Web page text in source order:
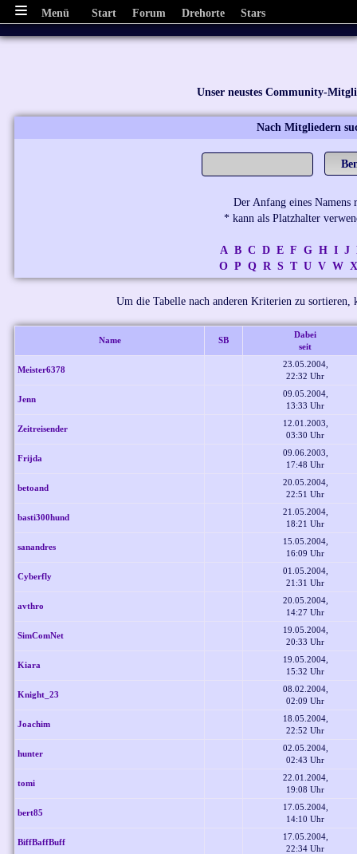
Menü Start Forum Drehorte Stars
Unser neustes Community-
Nach Mitgliedern
Der Anfang eines Namens
* kann als Platzhalter
A B C D E F G H I J
O P Q R S T U V W X
Um die Tabelle nach anderen Kriterien zu
Name SB
Dabei
seit
Meister6378
23.05.2004,
22:32 Uhr
Jenn
09.05.2004,
13:33 Uhr
Zeitreisender
12.01.2003,
03:30 Uhr
Frijda
09.06.2003,
17:48 Uhr
betoand
20.05.2004,
22:51 Uhr
basti300hund
21.05.2004,
18:21 Uhr
sanandres
15.05.2004,
16:09 Uhr
Cyberfly
01.05.2004,
21:31 Uhr
avthro
20.05.2004,
14:27 Uhr
SimComNet
19.05.2004,
20:33 Uhr
Kiara
19.05.2004,
15:32 Uhr
Knight_23
08.02.2004,
02:09 Uhr
Joachim
18.05.2004,
22:52 Uhr
hunter
02.05.2004,
02:43 Uhr
tomi
22.01.2004,
19:08 Uhr
bert85
17.05.2004,
14:10 Uhr
BiffBaffBuff
17.05.2004,
22:34 Uhr